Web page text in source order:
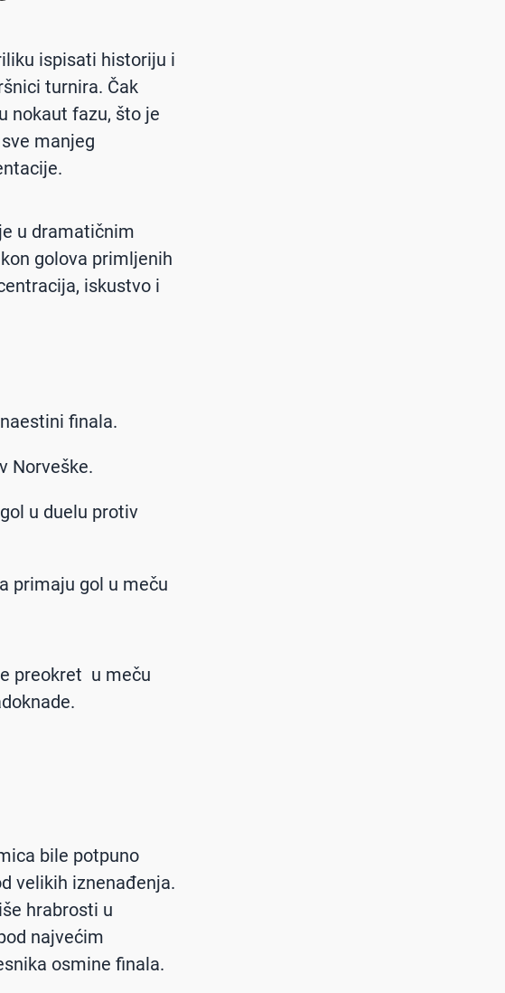
ispisati historiju i
turnira. Čak
nokaut fazu, što je
manjeg
u dramatičnim
golova primljenih
iskustvo i
finala.
Norveške.
u duelu protiv
primaju gol u meču
preokret u meču
bile potpuno
velikih iznenađenja.
hrabrosti u
najvećim
osmine finala.